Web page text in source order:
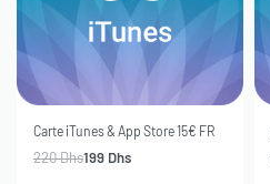
Carte iTunes & App Store 15€ FR
220Dhs199 Dhs